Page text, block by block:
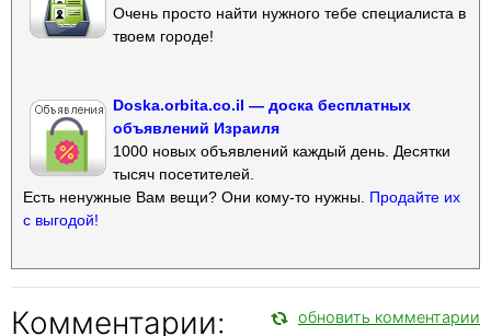
Очень просто найти нужного тебе специалиста в
твоем городе!
Doska.orbita.co.il — доска бесплатных
объявлений Израиля
1000 новых объявлений каждый день. Десятки
тысяч посетителей.
Есть ненужные Вам вещи? Они кому-то нужны. Продайте их
с выгодой!
Комментарии: обновить комментарии